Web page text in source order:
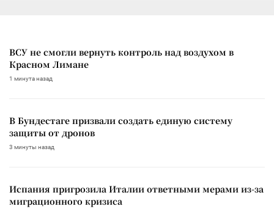
ВСУ не смогли вернуть контроль над воздухом в
Красном Лимане
1 минута назад
В Бундестаге призвали создать единую систему
защиты от дронов
3 минуты назад
Испания пригрозила Италии ответными мерами из-за
миграционного кризиса